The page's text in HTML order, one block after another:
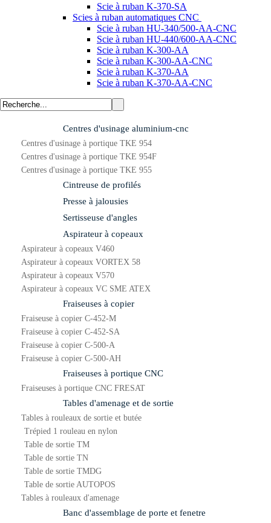
Scie à ruban K-370-SA
Scies à ruban automatiques CNC
Scie à ruban HU-340/500-AA-CNC
Scie à ruban HU-440/600-AA-CNC
Scie à ruban K-300-AA
Scie à ruban K-300-AA-CNC
Scie à ruban K-370-AA
Scie à ruban K-370-AA-CNC
Centres d'usinage aluminium-cnc
Centres d'usinage à portique TKE 954
Centres d'usinage à portique TKE 954F
Centres d'usinage à portique TKE 955
Cintreuse de profilés
Presse à jalousies
Sertisseuse d'angles
Aspirateur à copeaux
Aspirateur à copeaux V460
Aspirateur à copeaux VORTEX 58
Aspirateur à copeaux V570
Aspirateur à copeaux VC SME ATEX
Fraiseuses à copier
Fraiseuse à copier C-452-M
Fraiseuse à copier C-452-SA
Fraiseuse à copier C-500-A
Fraiseuse à copier C-500-AH
Fraiseuses à portique CNC
Fraiseuses à portique CNC FRESAT
Tables d'amenage et de sortie
Tables à rouleaux de sortie et butée
Trépied 1 rouleau en nylon
Table de sortie TM
Table de sortie TN
Table de sortie TMDG
Table de sortie AUTOPOS
Tables à rouleaux d'amenage
Banc d'assemblage de porte et fenetre